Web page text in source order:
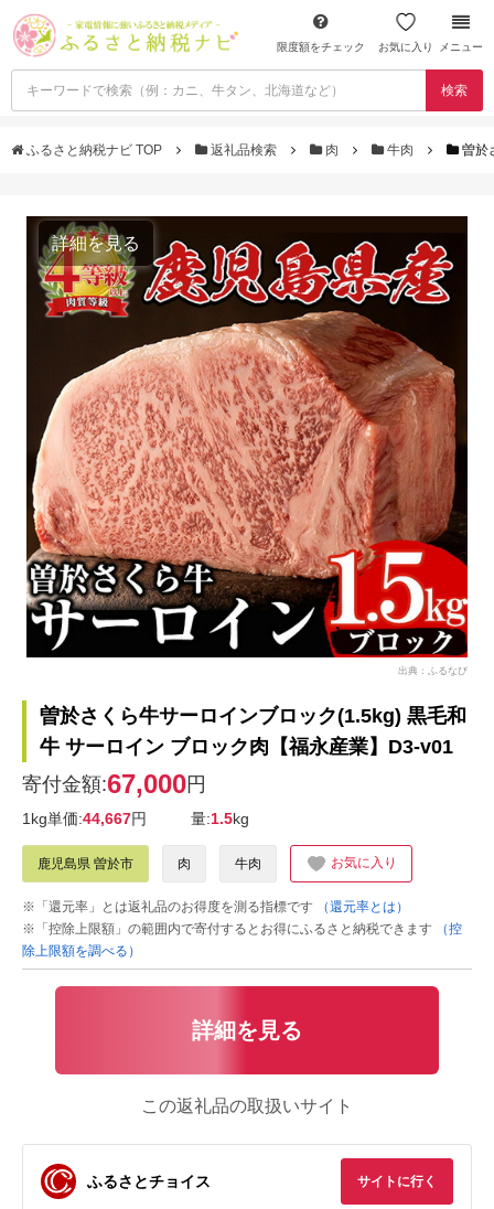
限度額をチェック お気に入り メニュー
検索
ふるさと納税ナビ TOP 返礼品検索 肉 牛肉 曽於
詳細を見る
出典：ふるなび
曽於さくら牛サーロインブロック(1.5kg) 黒毛和
牛 サーロイン ブロック肉【福永産業】D3-v01
寄付金額:67,000円
1kg単価:44,667円 量:1.5kg
鹿児島県 曽於市 肉 牛肉 お気に入り
※「還元率」とは返礼品のお得度を測る指標です
（還元率とは）
※「控除上限額」の範囲内で寄付するとお得にふるさと納税できます
（控
除上限額を調べる）
詳細を見る
この返礼品の取扱いサイト
ふるさとチョイス サイトに行く